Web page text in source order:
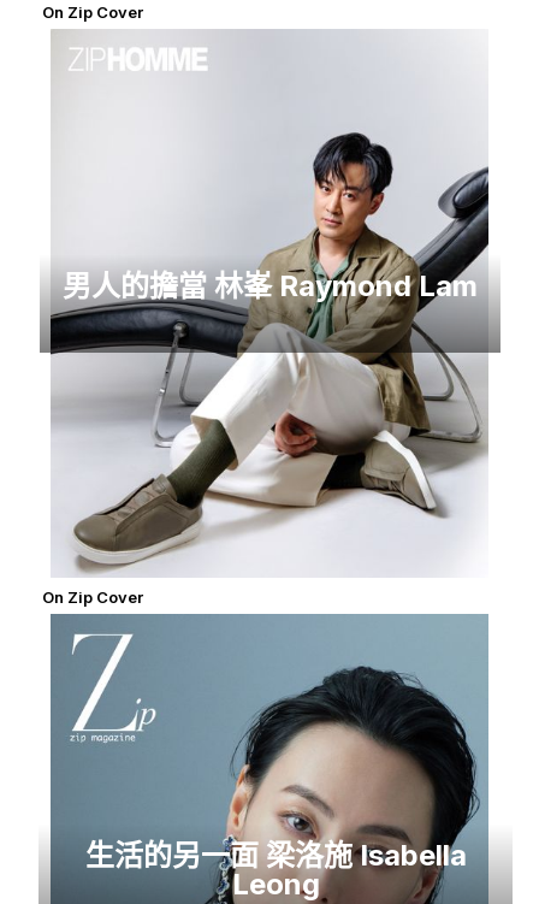
On Zip Cover
男人的擔當 林峯 Raymond Lam
On Zip Cover
生活的另一面 梁洛施 Isabella
Leong